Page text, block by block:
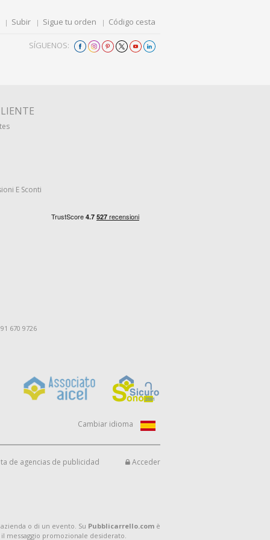
Subir Sigue tu orden Código cesta
SÍGUENOS:
E Sconti
670 9726
Cambiar idioma
de agencias de publicidad Acceder
o di un evento. Su Pubblicarrello.comè
messaggio promozionale desiderato.